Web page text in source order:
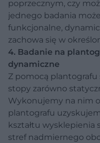
poprzecznym, czy
jednego badania
funkcjonalne,
zachowa się w
4. Badanie na
dynamiczne
Z pomocą
stopy zarówno
Wykonujemy na nim
plantografu
kształtu wysklepienia
stref nadmiernego